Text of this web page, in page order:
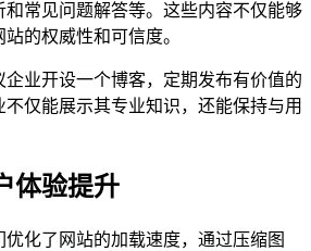
常见问题解答等。这些内容不仅能够
的权威性和可信度。
企业开设一个博客，定期发布有价值的
仅能展示其专业知识，还能保持与用
体验提升
优化了网站的加载速度，通过压缩图